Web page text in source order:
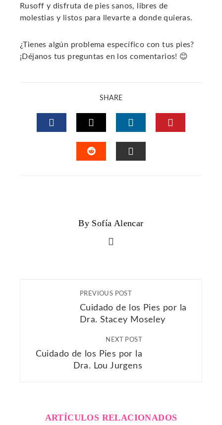
Rusoff y disfruta de pies sanos, libres de
molestias y listos para llevarte a donde quieras.
¿Tienes algún problema específico con tus pies?
¡Déjanos tus preguntas en los comentarios! 😊
SHARE
FACEBOOKTWITTERLINKEDIN
By Sofía Alencar
PREVIOUS POST
Cuidado de los Pies por la
Dra. Stacey Moseley
NEXT POST
Cuidado de los Pies por la
Dra. Lou Jurgens
ARTÍCULOS RELACIONADOS